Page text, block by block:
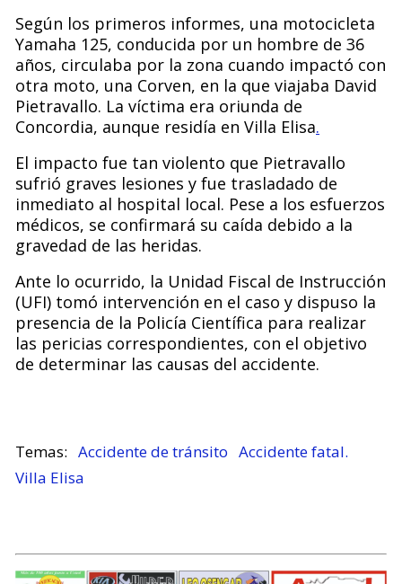
Según los primeros informes, una motocicleta
Yamaha 125, conducida por un hombre de 36
años, circulaba por la zona cuando impactó con
otra moto, una Corven, en la que viajaba David
Pietravallo. La víctima era oriunda de
Concordia, aunque residía en Villa Elisa.
El impacto fue tan violento que Pietravallo
sufrió graves lesiones y fue trasladado de
inmediato al hospital local. Pese a los esfuerzos
médicos, se confirmará su caída debido a la
gravedad de las heridas.
Ante lo ocurrido, la Unidad Fiscal de Instrucción
(UFI) tomó intervención en el caso y dispuso la
presencia de la Policía Científica para realizar
las pericias correspondientes, con el objetivo
de determinar las causas del accidente.
Accidente de tránsito Accidente fatal.
Villa Elisa